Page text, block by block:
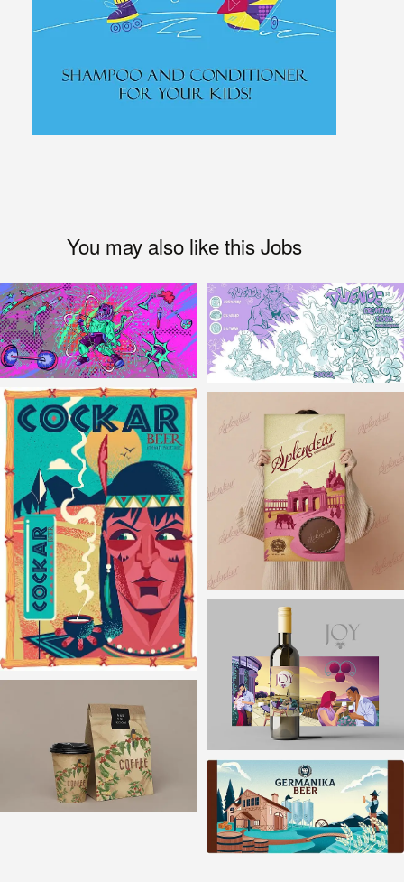
You may also like this Jobs